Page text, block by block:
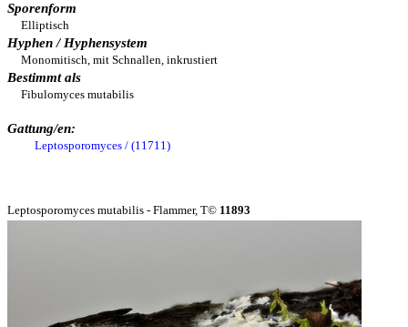
Sporenform
Elliptisch
Hyphen / Hyphensystem
Monomitisch, mit Schnallen, inkrustiert
Bestimmt als
Fibulomyces mutabilis
Gattung/en:
Leptosporomyces / (11711)
Leptosporomyces mutabilis - Flammer, T© 11893